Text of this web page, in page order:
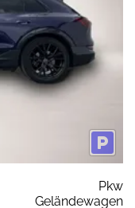
Pkw
Geländewagen